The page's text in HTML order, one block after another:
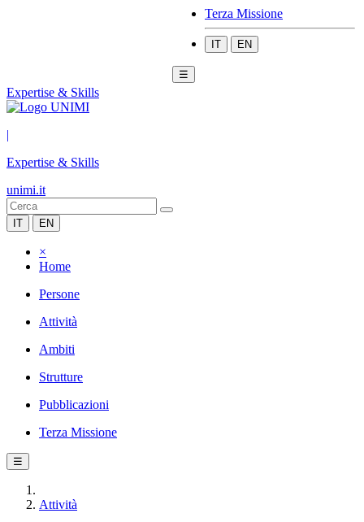
Terza Missione
IT EN
☰
Expertise & Skills
|
Expertise & Skills
unimi.it
IT EN
×
Home
Persone
Attività
Ambiti
Strutture
Pubblicazioni
Terza Missione
☰
Attività